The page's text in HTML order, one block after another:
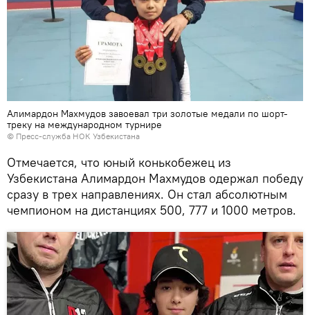
Алимардон Махмудов завоевал три золотые медали по шорт-
треку на международном турнире
© Пресс-служба НОК Узбекистана
Отмечается, что юный конькобежец из
Узбекистана Алимардон Махмудов одержал победу
сразу в трех направлениях. Он стал абсолютным
чемпионом на дистанциях 500, 777 и 1000 метров.